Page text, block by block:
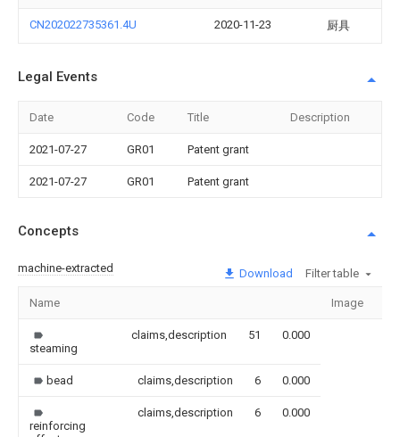
CN202022735361.4U 2020-11-23 厨具
Legal Events
Date Code Title Description
2021-07-27 GR01 Patent grant
2021-07-27 GR01 Patent grant
Concepts
machine-extracted Download Filter table
Name Image
steaming
claims,description 51 0.000
bead claims,description 6 0.000
reinforcing
claims,description 6 0.000